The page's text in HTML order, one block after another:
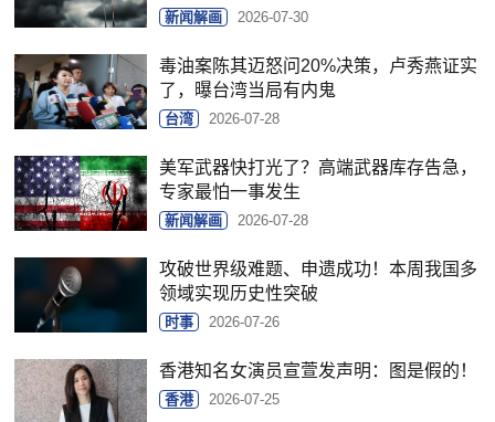
新闻解画 2026-07-30
毒油案陈其迈怒问20%决策，卢秀燕证实
了，曝台湾当局有内鬼
台湾 2026-07-28
美军武器快打光了？高端武器库存告急，
专家最怕一事发生
新闻解画 2026-07-28
攻破世界级难题、申遗成功！本周我国多
领域实现历史性突破
时事 2026-07-26
香港知名女演员宣萱发声明：图是假的！
香港 2026-07-25